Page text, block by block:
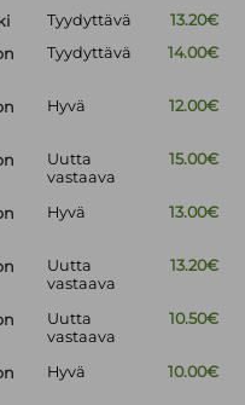
Tyydyttävä
13.20€
Tyydyttävä 14.00€
Hyvä 12.00€
Uutta
vastaava
15.00€
Hyvä 13.00€
Uutta
vastaava
13.20€
Uutta
vastaava
10.50€
Hyvä 10.00€